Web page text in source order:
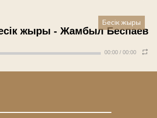
жыры - Жамбыл Беспаев
00:00 / 00:00
Бесік жыры